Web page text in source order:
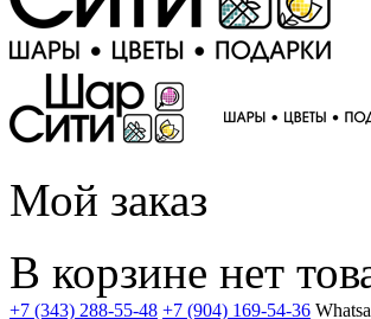
Мой заказ
В корзине нет
+7 (343) 288-55-48 +7 (904) 169-54-36